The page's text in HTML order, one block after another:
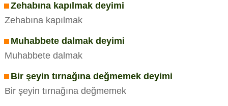
Zehabına kapılmak deyimi
Zehabına kapılmak
Muhabbete dalmak deyimi
Muhabbete dalmak
Bir şeyin tırnağına değmemek deyimi
Bir şeyin tırnağına değmemek